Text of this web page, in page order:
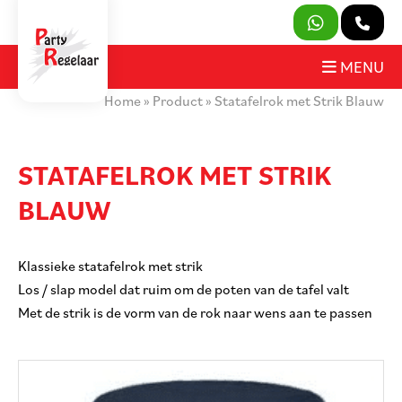
SLUITEN
OVER ONS
MIJN AANVRAAG
MENU
Home » Product » Statafelrok met Strik Blauw
STATAFELROK MET STRIK
BLAUW
Klassieke statafelrok met strik
Los / slap model dat ruim om de poten van de tafel valt
Met de strik is de vorm van de rok naar wens aan te passen